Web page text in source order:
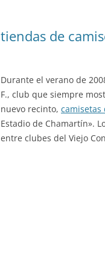
tiendas de
Durante el verano de
F., club que siempre
nuevo recinto, camisetas
Estadio de Chamartín».
entre clubes del Viejo